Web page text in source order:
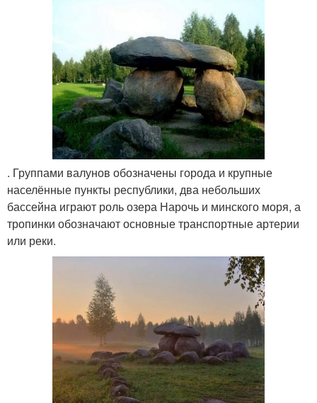
. Группами валунов обозначены города и крупные
населённые пункты республики, два небольших
бассейна играют роль озера Нарочь и минского моря, а
тропинки обозначают основные транспортные артерии
или реки.